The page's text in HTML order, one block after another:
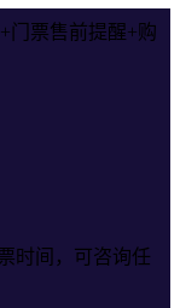
门票售前提醒+购
时间，可咨询任